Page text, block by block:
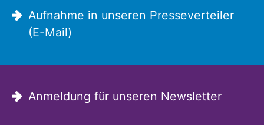
Aufnahme in unseren Presseverteiler
(E-Mail)
Anmeldung für unseren Newsletter